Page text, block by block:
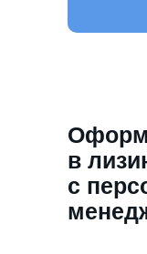
в
с